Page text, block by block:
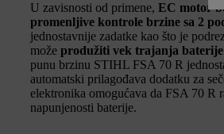
U zavisnosti od primene, EC motor
promenljive kontrole brzine sa 2
jednostavnije zadatke kao što je
može produžiti vek trajanja baterije
punu brzinu STIHL FSA 70 R
automatski prilagođava dodatku za
elektronika omogućava da FSA 70 R
napunjenosti baterije.